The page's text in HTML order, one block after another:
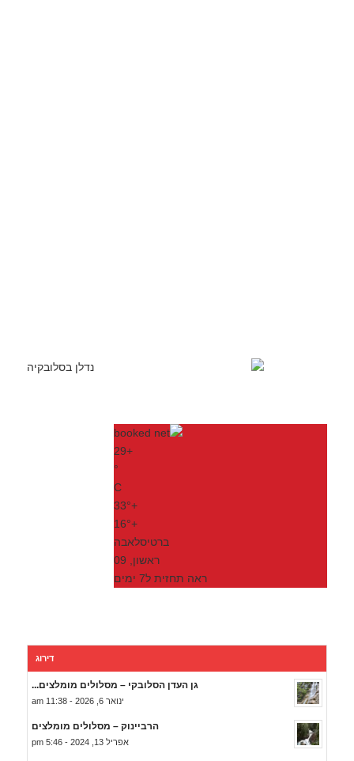
+
29
°
C
+
33°
+
16°
ברטיסלאבה
ראשון, 09
ראה תחזית ל7 ימים
דירוג
גן העדן הסלובקי – מסלולים מומלצים...
ינואר 6, 2026 - 11:38 am
הרביינוק – מסלולים מומלצים
אפריל 13, 2024 - 5:46 pm